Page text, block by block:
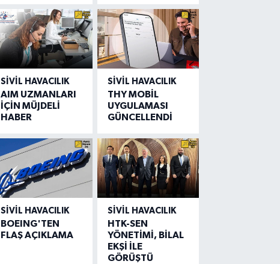
SIVIL HAVACILIK
AIM UZMANLARI
İÇİN MÜJDELİ
HABER
SIVIL HAVACILIK
THY MOBİL
UYGULAMASI
GÜNCELLENDİ
SIVIL HAVACILIK
BOEING'TEN
FLAŞ AÇIKLAMA
SIVIL HAVACILIK
HTK-SEN
YÖNETİMİ, BİLAL
EKŞİ İLE
GÖRÜŞTÜ